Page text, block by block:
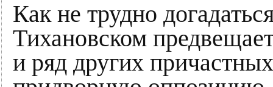
Как не трудно
Тихановском
и ряд других